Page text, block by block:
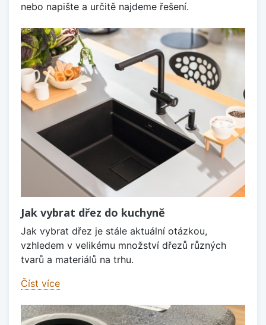
nebo napište a určitě najdeme řešení.
Jak vybrat dřez do kuchyně
Jak vybrat dřez je stále aktuální otázkou,
vzhledem v velikému množství dřezů různých
tvarů a materiálů na trhu.
Číst více